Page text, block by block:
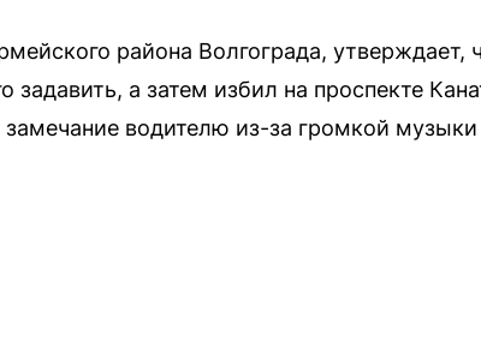
района Волгограда, утверждает,
задавить, а затем избил на проспекте
водителю из-за громкой